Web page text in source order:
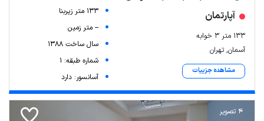
آپارتمان
133 متر 3 خوابه
آسمان, تهران
مشاهده جزییات
133 متر زیربنا
-- متر زمین
سال ساخت 1388
شماره طبقه: 1
آسانسور: دارد
4 تصویر